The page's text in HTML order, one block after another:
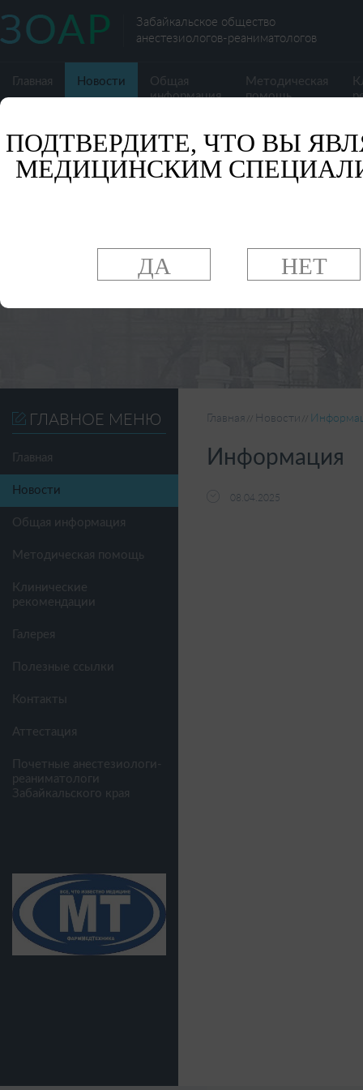
Забайкальское общество
анестезиологов-реаниматологов
Главная Новости
Общая
информация
Методическая
помощь
ГЛАВНОЕ МЕНЮ
Главная
Новости
Общая информация
Методическая помощь
Клинические
рекомендации
Галерея
Полезные ссылки
Контакты
Аттестация
Почетные анестезиологи-
реаниматологи
Забайкальского края
Главная Новости
Информация
08.04.2025
ПОДТВЕРДИТЕ, ЧТО ВЫ
МЕДИЦИНСКИМ
ДА НЕТ